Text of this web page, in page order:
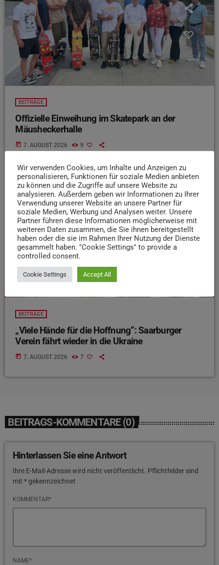
BEITRÄGE
Offizielle Einweihung im Skatepark an der
Mäusheckerhalle
today 7. AUGUST 2026 9
insert_link
BEITRÄGE
„Viele Hände für die Hoffnung“: Saarburger
Verein fährt wieder in die Ukraine
today 7. AUGUST 2026 7
BEITRAGS-KOMMENTARE (0)
Hinterlassen Sie eine Antwort
Ihre E-Mail-Adresse wird nicht veröffentlicht. Pflichtfelder sind
mit * gekennzeichnet
KOMMENTAR*
NAME*
Wir verwenden Cookies, um Inhalte und Anzeigen zu
personalisieren, Funktionen für soziale Medien anbieten
zu können und die Zugriffe auf unsere Website zu
analysieren. Außerdem geben wir Informationen zu Ihrer
Verwendung unserer Website an unsere Partner für
soziale Medien, Werbung und Analysen weiter. Unsere
Partner führen diese Informationen möglicherweise mit
weiteren Daten zusammen, die Sie ihnen bereitgestellt
haben oder die sie im Rahmen Ihrer Nutzung der Dienste
gesammelt haben. "Cookie Settings" to provide a
controlled consent.
Cookie Settings Accept All